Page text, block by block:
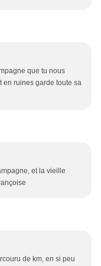
que tu nous
en ruines garde toute sa
et la vieille
de km, en si peu